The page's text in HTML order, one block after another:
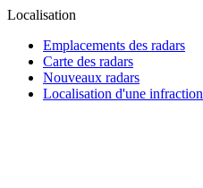
Localisation
Emplacements des radars
Carte des radars
Nouveaux radars
Localisation d'une infraction